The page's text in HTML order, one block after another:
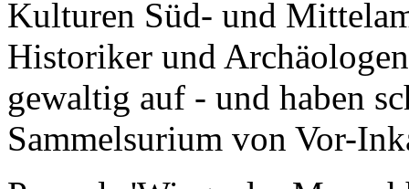
Historiker und
gewaltig auf - und haben
Sammelsurium von Vor-